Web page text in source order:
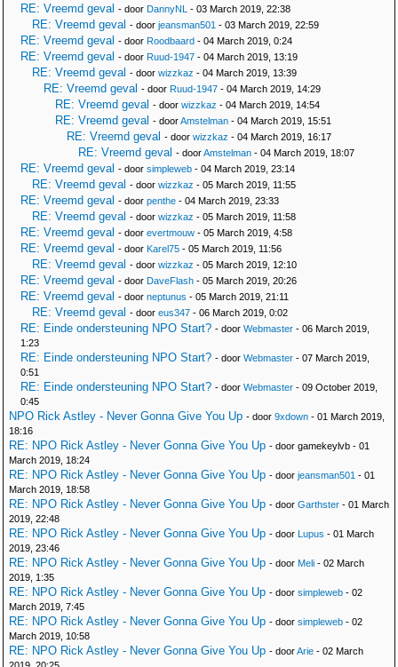
RE: Vreemd geval - door DannyNL - 03 March 2019, 22:38
RE: Vreemd geval - door jeansman501 - 03 March 2019, 22:59
RE: Vreemd geval - door Roodbaard - 04 March 2019, 0:24
RE: Vreemd geval - door Ruud-1947 - 04 March 2019, 13:19
RE: Vreemd geval - door wizzkaz - 04 March 2019, 13:39
RE: Vreemd geval - door Ruud-1947 - 04 March 2019, 14:29
RE: Vreemd geval - door wizzkaz - 04 March 2019, 14:54
RE: Vreemd geval - doorAmstelman - 04 March 2019, 15:51
RE: Vreemd geval - door wizzkaz - 04 March 2019, 16:17
RE: Vreemd geval - doorAmstelman - 04 March 2019, 18:07
RE: Vreemd geval - door simpleweb - 04 March 2019, 23:14
RE: Vreemd geval - door wizzkaz - 05 March 2019, 11:55
RE: Vreemd geval - door penthe - 04 March 2019, 23:33
RE: Vreemd geval - door wizzkaz - 05 March 2019, 11:58
RE: Vreemd geval - door evertmouw - 05 March 2019, 4:58
RE: Vreemd geval - door Karel75 - 05 March 2019, 11:56
RE: Vreemd geval - door wizzkaz - 05 March 2019, 12:10
RE: Vreemd geval - door DaveFlash - 05 March 2019, 20:26
RE: Vreemd geval - door neptunus - 05 March 2019, 21:11
RE: Vreemd geval - door eus347 - 06 March 2019, 0:02
RE: Einde ondersteuning NPO Start? - door Webmaster - 06 March 2019,
1:23
RE: Einde ondersteuning NPO Start? - door Webmaster - 07 March 2019,
0:51
RE: Einde ondersteuning NPO Start? - door Webmaster - 09 October 2019,
0:45
NPO Rick Astley - Never Gonna Give You Up - door 9xdown - 01 March 2019,
18:16
RE: NPO Rick Astley - Never Gonna Give You Up - door gamekeylvb - 01
March 2019, 18:24
RE: NPO Rick Astley - Never Gonna Give You Up - door jeansman501 - 01
March 2019, 18:58
RE: NPO Rick Astley - Never Gonna Give You Up - door Garthster - 01 March
2019, 22:48
RE: NPO Rick Astley - Never Gonna Give You Up - door Lupus - 01 March
2019, 23:46
RE: NPO Rick Astley - Never Gonna Give You Up - door Meli - 02 March
2019, 1:35
RE: NPO Rick Astley - Never Gonna Give You Up - door simpleweb - 02
March 2019, 7:45
RE: NPO Rick Astley - Never Gonna Give You Up - door simpleweb - 02
March 2019, 10:58
RE: NPO Rick Astley - Never Gonna Give You Up - doorArie - 02 March